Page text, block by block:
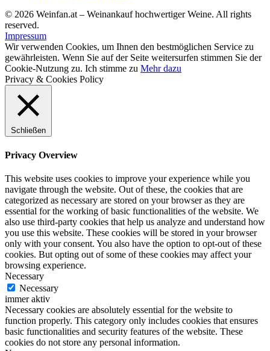
© 2026 Weinfan.at – Weinankauf hochwertiger Weine. All rights
reserved.
Impressum
Wir verwenden Cookies, um Ihnen den bestmöglichen Service zu
gewährleisten. Wenn Sie auf der Seite weitersurfen stimmen Sie der
Cookie-Nutzung zu. Ich stimme zu Mehr dazu
Privacy & Cookies Policy
Schließen
Privacy Overview
This website uses cookies to improve your experience while you
navigate through the website. Out of these, the cookies that are
categorized as necessary are stored on your browser as they are
essential for the working of basic functionalities of the website. We
also use third-party cookies that help us analyze and understand how
you use this website. These cookies will be stored in your browser
only with your consent. You also have the option to opt-out of these
cookies. But opting out of some of these cookies may affect your
browsing experience.
Necessary
Necessary
immer aktiv
Necessary cookies are absolutely essential for the website to
function properly. This category only includes cookies that ensures
basic functionalities and security features of the website. These
cookies do not store any personal information.